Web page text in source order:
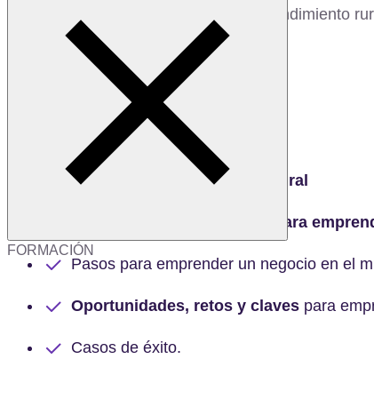
FORMACIÓN
¡Únete a nuestro webinar sobre emprendimiento
exitoso en este ámbito!
¿Qué verás en este webinar?
Qué es el emprendimiento rural
Tipos de negocios rurales para
Pasos para emprender un negocio en el
Oportunidades, retos y claves para
Casos de éxito.